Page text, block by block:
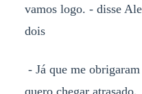
vamos logo. - disse
dois
- Já que me
quero chegar atrasado.